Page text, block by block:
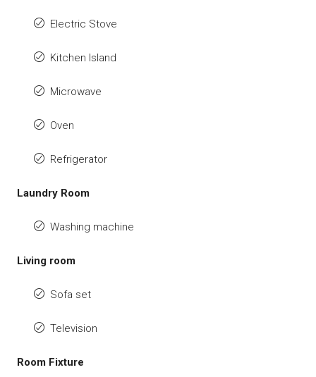
Electric Stove
Kitchen Island
Microwave
Oven
Refrigerator
Laundry Room
Washing machine
Living room
Sofa set
Television
Room Fixture